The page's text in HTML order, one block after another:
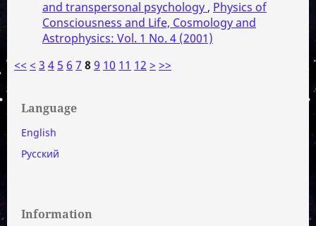
and transpersonal psychology , Physics of
Consciousness and Life, Cosmology and
Astrophysics: Vol. 1 No. 4 (2001)
<< < 3 4 5 6 7 89 10 11 12 > >>
Language
English
Русский
Information